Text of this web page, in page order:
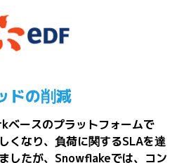
ドの削減
ベースのプラットフォームで
くなり、負荷に関するSLAを達
したが、Snowflakeでは、コン